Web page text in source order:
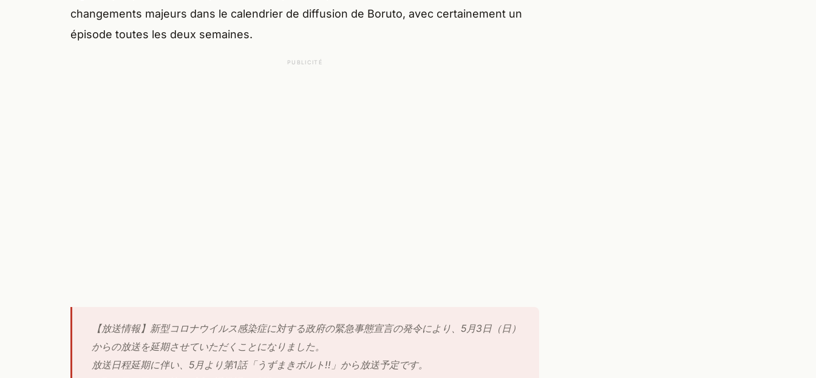
changements majeurs dans le calendrier de diffusion de Boruto, avec certainement un
épisode toutes les deux semaines.
PUBLICITÉ
【放送情報】新型コロナウイルス感染症に対する政府の緊急事態宣言の発令により、5月3日（日）
からの放送を延期させていただくことになりました。
放送日程延期に伴い、5月より第1話「うずまきボルト!!」から放送予定です。